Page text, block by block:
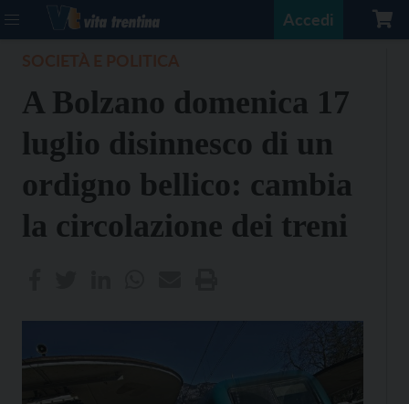
Accedi
A Bolzano domenica 17
luglio disinnesco di un
ordigno bellico: cambia
la circolazione dei treni